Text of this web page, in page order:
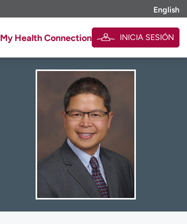
English
My Health Connection INICIA SESIÓN